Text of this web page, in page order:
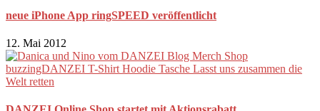
neue iPhone App ringSPEED veröffentlicht
12. Mai 2012